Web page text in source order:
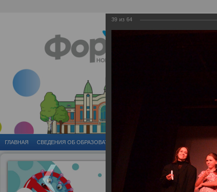
ГЛАВНАЯ CВЕДЕНИЯ ОБ ОБРАЗОВАТЕЛЬНОЙ ОРГАНИЗАЦИИ ГОРОДСКИЕ
39 из 64